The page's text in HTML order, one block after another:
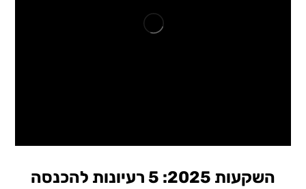
השקעות 2025: 5 רעיונות להכנסה